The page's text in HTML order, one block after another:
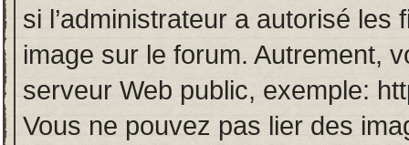
si l’administrateur a autorisé
image sur le forum. Autrement,
serveur Web public, exemple:
Vous ne pouvez pas lier des